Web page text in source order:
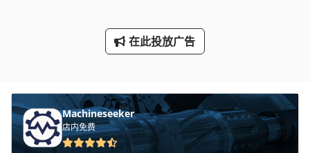
在此投放广告
Machineseeker
店内免费